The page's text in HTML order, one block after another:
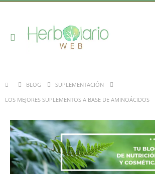
Toggle
BLOG
SUPLEMENTACIÓN
LOS MEJORES SUPLEMENTOS A BASE DE AMINOÁCIDOS